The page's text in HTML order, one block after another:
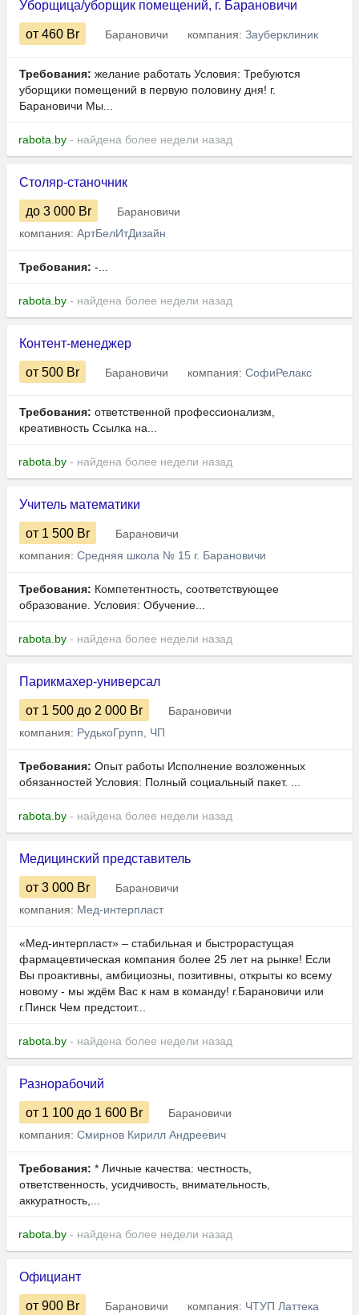
Уборщица/уборщик помещений, г. Барановичи
от 460 Br Барановичи компания: Зауберклиник
Требования: желание работать Условия: Требуются
уборщики помещений в первую половину дня! г.
Барановичи Мы...
rabota.by - найдена более недели назад
Столяр-станочник
до 3 000 Br
Барановичи
компания: АртБелИтДизайн
Требования: -...
rabota.by - найдена более недели назад
Контент-менеджер
от 500 Br Барановичи компания: СофиРелакс
Требования: ответственной профессионализм,
креативность Ссылка на...
rabota.by - найдена более недели назад
Учитель математики
от 1 500 Br
Барановичи
компания: Средняя школа № 15 г. Барановичи
Требования: Компетентность, соответствующее
образование. Условия: Обучение...
rabota.by - найдена более недели назад
Парикмахер-универсал
от 1 500 до 2 000 Br
Барановичи
компания: РудькоГрупп, ЧП
Требования: Опыт работы Исполнение возложенных
обязанностей Условия: Полный социальный пакет. ...
rabota.by - найдена более недели назад
Медицинский представитель
от 3 000 Br
Барановичи
компания: Мед-интерпласт
«Мед-интерпласт» – стабильная и быстрорастущая
фармацевтическая компания более 25 лет на рынке! Если
Вы проактивны, амбициозны, позитивны, открыты ко всему
новому - мы ждём Вас к нам в команду! г.Барановичи или
г.Пинск Чем предстоит...
rabota.by - найдена более недели назад
Разнорабочий
от 1 100 до 1 600 Br
Барановичи
компания: Смирнов Кирилл Андреевич
Требования: * Личные качества: честность,
ответственность, усидчивость, внимательность,
аккуратность,...
rabota.by - найдена более недели назад
Официант
от 900 Br Барановичи компания: ЧТУП Латтека